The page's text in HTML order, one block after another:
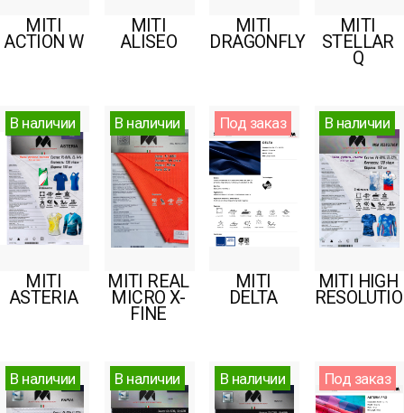
MITI
ACTION W
MITI
ALISEO
MITI
DRAGONFLY
MITI
STELLAR
Q
В наличии
MITI
ASTERIA
В наличии
MITI REAL
MICRO X-
FINE
Под заказ
MITI
DELTA
В наличии
MITI HIGH
В наличии В наличии В наличии Под заказ